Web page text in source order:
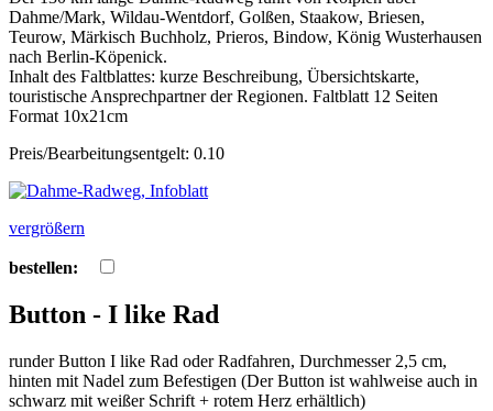
Dahme/Mark, Wildau-Wentdorf, Golßen, Staakow, Briesen,
Teurow, Märkisch Buchholz, Prieros, Bindow, König Wusterhausen
nach Berlin-Köpenick.
Inhalt des Faltblattes: kurze Beschreibung, Übersichtskarte,
touristische Ansprechpartner der Regionen. Faltblatt 12 Seiten
Format 10x21cm
Preis/Bearbeitungsentgelt: 0.10
vergrößern
bestellen:
Button - I like Rad
runder Button I like Rad oder Radfahren, Durchmesser 2,5 cm,
hinten mit Nadel zum Befestigen (Der Button ist wahlweise auch in
schwarz mit weißer Schrift + rotem Herz erhältlich)